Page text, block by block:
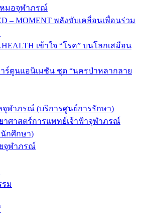
มอจุฬาภรณ์
– MOMENT พลังขับเคลื่อนเพื่อนร่วม
เข้าใจ “โรค” บนโลกเสมือน
ร์ตูนแอนิเมชัน ชุด “นครป่าหลากลาย
จุฬาภรณ์ (บริการศูนย์การรักษา)
าศาสตร์การแพทย์เจ้าฟ้าจุฬาภรณ์
กศึกษา)
จุฬาภรณ์
รม